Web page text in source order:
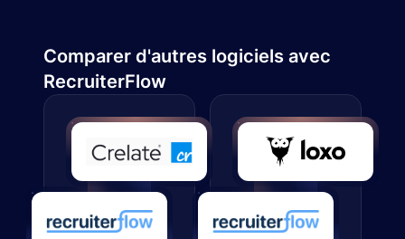
Comparer d'autres logiciels avec
RecruiterFlow